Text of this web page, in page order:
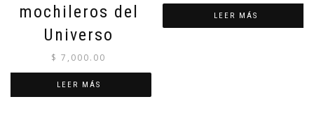
mochileros del
Universo
$ 7,000.00
LEER MÁS
LEER MÁS